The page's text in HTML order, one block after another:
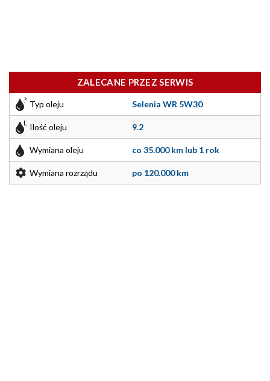
ZALECANE PRZEZ SERWIS
Typ oleju Selenia WR 5W30
Ilość oleju 9.2
Wymiana oleju co 35.000 km lub 1 rok
Wymiana rozrządu po 120.000 km